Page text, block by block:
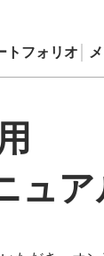
トフォリオ
ュ